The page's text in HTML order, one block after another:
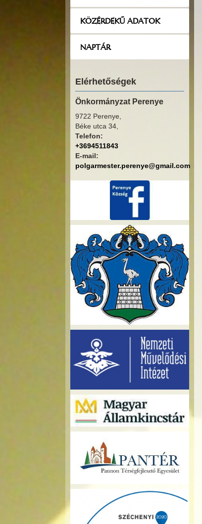
KÖZÉRDEKŰ ADATOK
NAPTÁR
Elérhetőségek
Önkormányzat Perenye
9722 Perenye,
Béke utca 34,
Telefon:
+3694511843
E-mail:
polgarmester.perenye@gmail.com